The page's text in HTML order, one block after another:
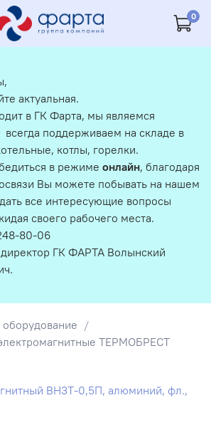
0
оборудование
ТЕРМОБРЕСТ
актуальная.
в ГК Фарта, мы являемся
поддерживаем на складе в
котлы, горелки.
в режиме онлайн, благодаря
Вы можете побывать на нашем
все интересующие вопросы
своего рабочего места.
80-06
ГК ФАРТА Волынский